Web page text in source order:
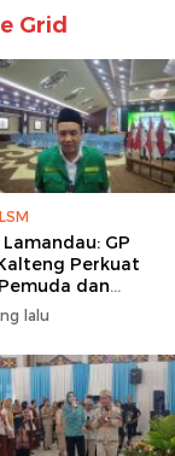
Grid
GP
Perkuat
dan
Karhutla
lalu